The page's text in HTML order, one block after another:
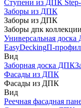
Ступени из ДПК
Заборы из ДПК
Заборы из ДПК
Заборы дпк коллекции
Универсальная
EasyDeckingП-
Вид
Заборная доска ДПК
Фасады из ДПК
Фасады из ДПК
Вид
Реечная фасадная